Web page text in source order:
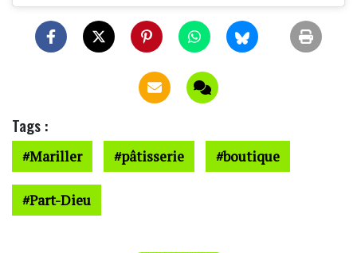
Tags :
Mariller pâtisserie boutique
Part-Dieu